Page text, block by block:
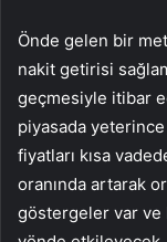
Önde gelen bir
nakit getirisi
geçmesiyle itibar
piyasada
fiyatları kısa
oranında artarak
göstergeler var ve